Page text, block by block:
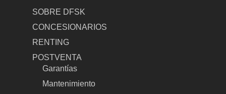
SOBRE DFSK
CONCESIONARIOS
RENTING
POSTVENTA
Garantías
Mantenimiento